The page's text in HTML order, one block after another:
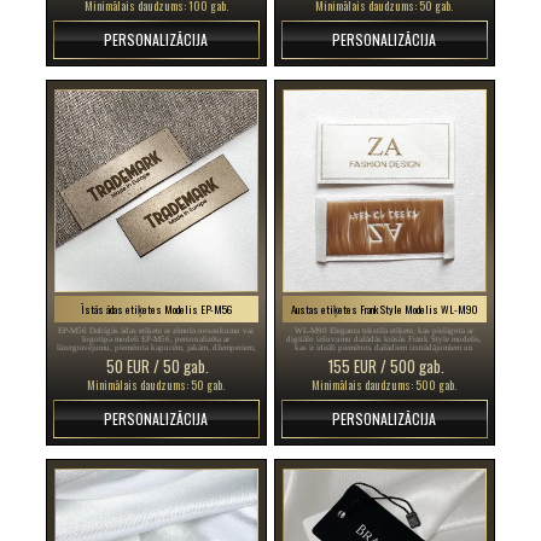
Minimālais daudzums: 100 gab.
PERSONALIZĀCIJA
Minimālais daudzums: 50 gab.
PERSONALIZĀCIJA
Īstās ādas etiķetes Modelis EP-M56
EP-M56 Dabīgās ādas etiķete ar zīmola nosaukumu vai
logotipa modeli EP-M56, personalizēta ar
lāzergravējumu, piemērota kapucēm, jakām, džemperiem,
50 EUR / 50 gab.
Minimālais daudzums: 50 gab.
PERSONALIZĀCIJA
Austas etiķetes Frank Style Modelis WL-M90
WL-M90 Eleganta tekstila etiķete, kas pielāgota ar
digitālo izšuvumu dažādās krāsās Frank Style modelis,
kas ir ideāli piemērots dažādiem izstrādājumiem un
155 EUR / 500 gab.
Minimālais daudzums: 500 gab.
PERSONALIZĀCIJA